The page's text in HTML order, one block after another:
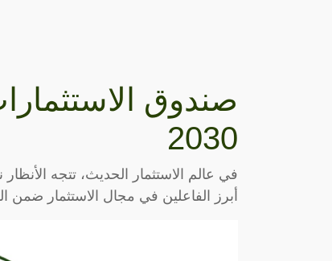
صندوق
2030
في عالم الاستثمار الحديث، تتجه
أبرز الفاعلين في مجال الاستثمار